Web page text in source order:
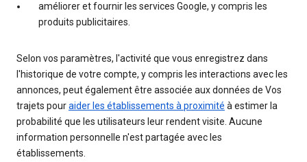
améliorer et fournir les services Google, y compris les
produits publicitaires.
Selon vos paramètres, l'activité que vous enregistrez dans
l'historique de votre compte, y compris les interactions avec les
annonces, peut également être associée aux données de Vos
trajets pouraider les établissements à proximité à estimer la
probabilité que les utilisateurs leur rendent visite. Aucune
information personnelle n'est partagée avec les
établissements.